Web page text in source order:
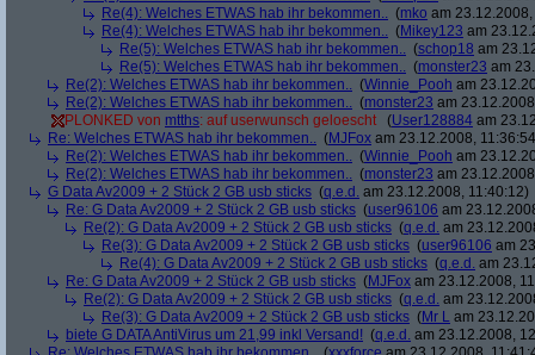
Re(4): Welches ETWAS hab ihr bekommen.. (mko am
Re(4): Welches ETWAS hab ihr bekommen.. (Mikey123 am
Re(5): Welches ETWAS hab ihr bekommen.. (schop18 am
Re(5): Welches ETWAS hab ihr bekommen.. (monster23 am
Re(2): Welches ETWAS hab ihr bekommen.. (Winnie_Pooh am
Re(2): Welches ETWAS hab ihr bekommen.. (monster23 am
PLONKED von mtths: auf userwunsch geloescht (User128884 am
Re: Welches ETWAS hab ihr bekommen.. (MJFox am 23.12.2008,
Re(2): Welches ETWAS hab ihr bekommen.. (Winnie_Pooh am
Re(2): Welches ETWAS hab ihr bekommen.. (monster23 am
G Data Av2009 + 2 Stück 2 GB usb sticks (q.e.d. am 23.12.2008, 11:40:12)
Re: G Data Av2009 + 2 Stück 2 GB usb sticks (user96106 am
Re(2): G Data Av2009 + 2 Stück 2 GB usb sticks (q.e.d. am
Re(3): G Data Av2009 + 2 Stück 2 GB usb sticks (user96106 am
Re(4): G Data Av2009 + 2 Stück 2 GB usb sticks (q.e.d. am
Re: G Data Av2009 + 2 Stück 2 GB usb sticks (MJFox am 23.12.2008,
Re(2): G Data Av2009 + 2 Stück 2 GB usb sticks (q.e.d. am
Re(3): G Data Av2009 + 2 Stück 2 GB usb sticks (Mr L am
biete G DATA AntiVirus um 21,99 inkl Versand! (q.e.d. am 23.12.2008,